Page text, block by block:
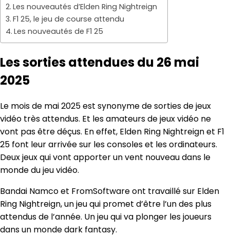
Les nouveautés d’Elden Ring Nightreign
F1 25, le jeu de course attendu
Les nouveautés de F1 25
Les sorties attendues du 26 mai
2025
Le mois de mai 2025 est synonyme de sorties de jeux
vidéo très attendus. Et les amateurs de jeux vidéo ne
vont pas être déçus. En effet, Elden Ring Nightreign et F1
25 font leur arrivée sur les consoles et les ordinateurs.
Deux jeux qui vont apporter un vent nouveau dans le
monde du jeu vidéo.
Bandai Namco et FromSoftware ont travaillé sur Elden
Ring Nightreign, un jeu qui promet d’être l’un des plus
attendus de l’année. Un jeu qui va plonger les joueurs
dans un monde dark fantasy.